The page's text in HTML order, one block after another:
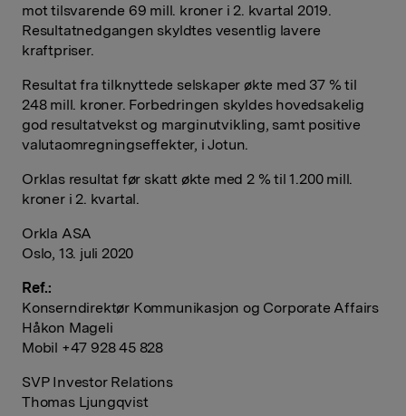
mot tilsvarende 69 mill. kroner i 2. kvartal 2019.
Resultatnedgangen skyldtes vesentlig lavere
kraftpriser.
Resultat fra tilknyttede selskaper økte med 37 % til
248 mill. kroner. Forbedringen skyldes hovedsakelig
god resultatvekst og marginutvikling, samt positive
valutaomregningseffekter, i Jotun.
Orklas resultat før skatt økte med 2 % til 1.200 mill.
kroner i 2. kvartal.
Orkla ASA
Oslo, 13. juli 2020
Ref.:
Konserndirektør Kommunikasjon og Corporate Affairs
Håkon Mageli
Mobil +47 928 45 828
SVP Investor Relations
Thomas Ljungqvist